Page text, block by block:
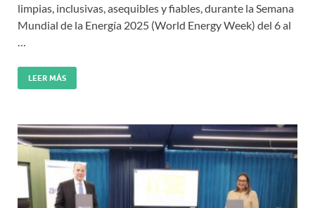
limpias, inclusivas, asequibles y fiables, durante la Semana
Mundial de la Energía 2025 (World Energy Week) del 6 al
LEER MÁS